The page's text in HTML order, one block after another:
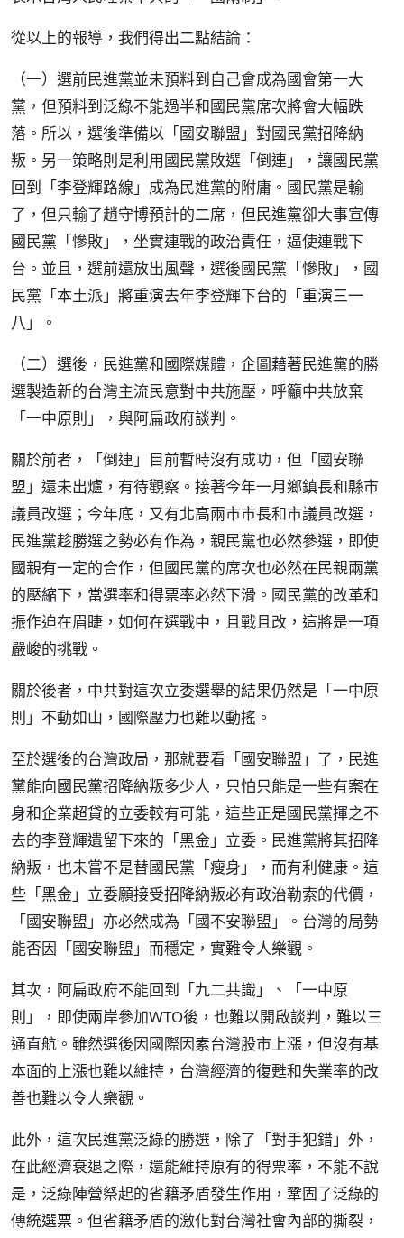
從以上的報導，我們得出二點結論：
（一）選前民進黨並未預料到自己會成為國會第一大
黨，但預料到泛綠不能過半和國民黨席次將會大幅跌
落。所以，選後準備以「國安聯盟」對國民黨招降納
叛。另一策略則是利用國民黨敗選「倒連」，讓國民黨
回到「李登輝路線」成為民進黨的附庸。國民黨是輸
了，但只輸了趙守博預計的二席，但民進黨卻大事宣傳
國民黨「慘敗」，坐實連戰的政治責任，逼使連戰下
台。並且，選前還放出風聲，選後國民黨「慘敗」，國
民黨「本土派」將重演去年李登輝下台的「重演三一
八」。
（二）選後，民進黨和國際媒體，企圖藉著民進黨的勝
選製造新的台灣主流民意對中共施壓，呼籲中共放棄
「一中原則」，與阿扁政府談判。
關於前者，「倒連」目前暫時沒有成功，但「國安聯
盟」還未出爐，有待觀察。接著今年一月鄉鎮長和縣市
議員改選；今年底，又有北高兩市市長和市議員改選，
民進黨趁勝選之勢必有作為，親民黨也必然參選，即使
國親有一定的合作，但國民黨的席次也必然在民親兩黨
的壓縮下，當選率和得票率必然下滑。國民黨的改革和
振作迫在眉睫，如何在選戰中，且戰且改，這將是一項
嚴峻的挑戰。
關於後者，中共對這次立委選舉的結果仍然是「一中原
則」不動如山，國際壓力也難以動搖。
至於選後的台灣政局，那就要看「國安聯盟」了，民進
黨能向國民黨招降納叛多少人，只怕只能是一些有案在
身和企業超貸的立委較有可能，這些正是國民黨揮之不
去的李登輝遺留下來的「黑金」立委。民進黨將其招降
納叛，也未嘗不是替國民黨「瘦身」，而有利健康。這
些「黑金」立委願接受招降納叛必有政治勒索的代價，
「國安聯盟」亦必然成為「國不安聯盟」。台灣的局勢
能否因「國安聯盟」而穩定，實難令人樂觀。
其次，阿扁政府不能回到「九二共識」、「一中原
則」，即使兩岸參加WTO後，也難以開啟談判，難以三
通直航。雖然選後因國際因素台灣股市上漲，但沒有基
本面的上漲也難以維持，台灣經濟的復甦和失業率的改
善也難以令人樂觀。
此外，這次民進黨泛綠的勝選，除了「對手犯錯」外，
在此經濟衰退之際，還能維持原有的得票率，不能不說
是，泛綠陣營祭起的省籍矛盾發生作用，鞏固了泛綠的
傳統選票。但省籍矛盾的激化對台灣社會內部的撕裂，